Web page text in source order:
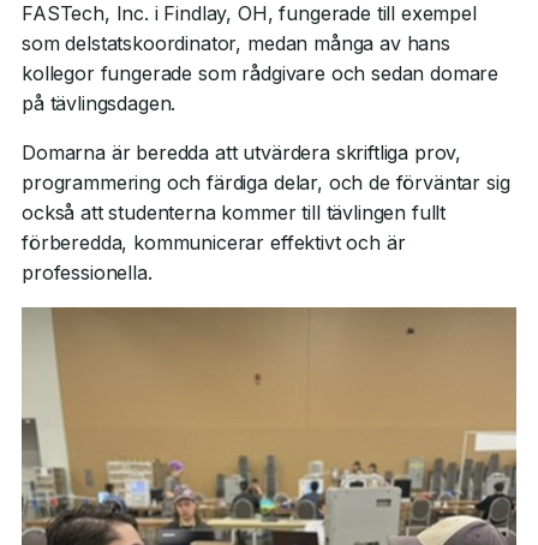
FASTech, Inc. i Findlay, OH, fungerade till exempel
som delstatskoordinator, medan många av hans
kollegor fungerade som rådgivare och sedan domare
på tävlingsdagen.
Domarna är beredda att utvärdera skriftliga prov,
programmering och färdiga delar, och de förväntar sig
också att studenterna kommer till tävlingen fullt
förberedda, kommunicerar effektivt och är
professionella.